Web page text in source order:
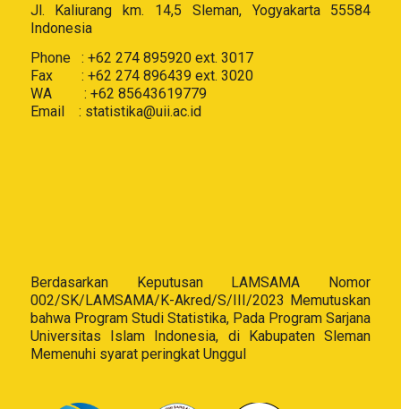
Jl. Kaliurang km. 14,5 Sleman, Yogyakarta 55584
Indonesia
Phone : +62 274 895920 ext. 3017
Fax : +62 274 896439 ext. 3020
WA : +62 85643619779
Email : statistika@uii.ac.id
Berdasarkan Keputusan LAMSAMA Nomor
002/SK/LAMSAMA/K-Akred/S/III/2023 Memutuskan
bahwa Program Studi Statistika, Pada Program Sarjana
Universitas Islam Indonesia, di Kabupaten Sleman
Memenuhi syarat peringkat Unggul